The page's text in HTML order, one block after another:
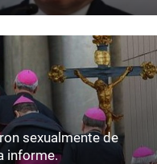
sexualmente de
informe.